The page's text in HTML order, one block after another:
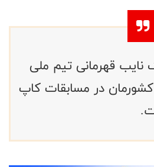
نایب قهرمانی تیم ملی
در مسابقات کاپ